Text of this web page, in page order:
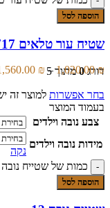
הוספה לסל
שטיח עור טלאים 717
דורג0מתוך 5
1,020.00₪
–
₪
בחר אפשרות למוצר זה
בעמוד המוצר
צבע נובה וילדים
מידות נובה וילדים
נקה
כמות של שטייח נובה 12
הוספה לסל